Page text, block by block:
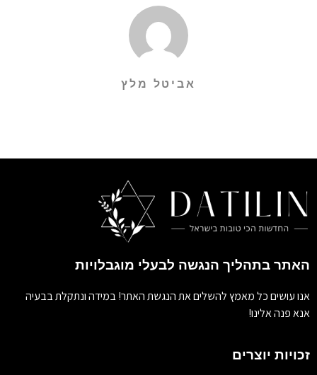
אביטל מלץ
האתר בתהליך הנגשה לבעלי מוגבלויות
אנו עושים כל מאמץ להשלים את הנגשת האתר! במידה ונתקלת בבעיה
אנא פנה אלינו!
זכויות יוצרים